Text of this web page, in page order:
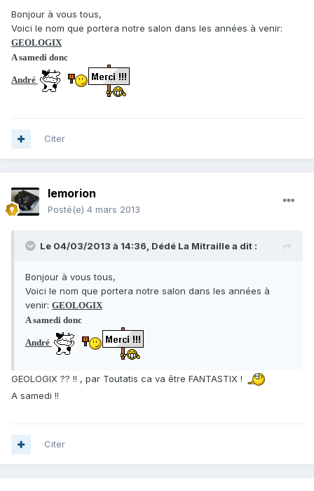
Bonjour à vous tous,
Voici le nom que portera notre salon dans les années à venir:
GEOLOGIX
A samedi donc
André
Citer
lemorion
Posté(e) 4 mars 2013
Le 04/03/2013 à 14:36, Dédé La Mitraille a dit :
Bonjour à vous tous,
Voici le nom que portera notre salon dans les années à
venir: GEOLOGIX
A samedi donc
André
GEOLOGIX ?? !! , par Toutatis ca va être FANTASTIX !
A samedi !!
Citer